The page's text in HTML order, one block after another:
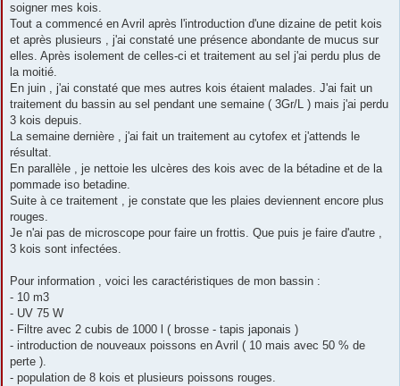
a
g
soigner mes kois.
Tout a commencé en Avril après l'introduction d'une dizaine de petit kois
et après plusieurs , j'ai constaté une présence abondante de mucus sur
elles. Après isolement de celles-ci et traitement au sel j'ai perdu plus de
la moitié.
En juin , j'ai constaté que mes autres kois étaient malades. J'ai fait un
traitement du bassin au sel pendant une semaine ( 3Gr/L ) mais j'ai perdu
3 kois depuis.
La semaine dernière , j'ai fait un traitement au cytofex et j'attends le
résultat.
En parallèle , je nettoie les ulcères des kois avec de la bétadine et de la
pommade iso betadine.
Suite à ce traitement , je constate que les plaies deviennent encore plus
rouges.
Je n'ai pas de microscope pour faire un frottis. Que puis je faire d'autre ,
3 kois sont infectées.
Pour information , voici les caractéristiques de mon bassin :
- 10 m3
- UV 75 W
- Filtre avec 2 cubis de 1000 l ( brosse - tapis japonais )
- introduction de nouveaux poissons en Avril ( 10 mais avec 50 % de
perte ).
- population de 8 kois et plusieurs poissons rouges.